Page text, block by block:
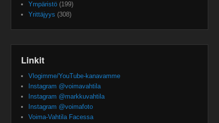
Ympäristö (199)
Yrittäjyys (308)
Linkit
Vlogimme/YouTube-kanavamme
Instagram @voimavahtila
Instagram @markkuvahtila
Instagram @voimafoto
Voima-Vahtila Facessa